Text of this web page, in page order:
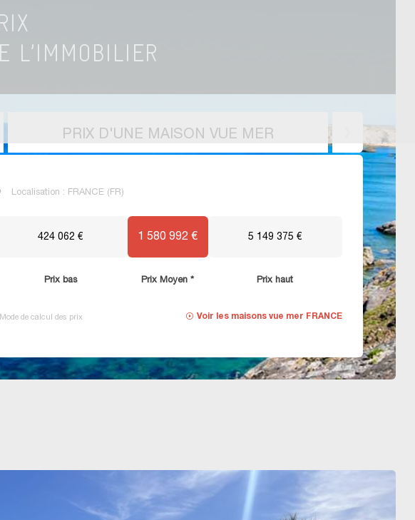
PRIX D'UNE MAISON VUE MER
Localisation : FRANCE (FR)
424 062 € 1 580 992 € 5 149 375 €
Prix bas Prix Moyen * Prix haut
Voir les maisons vue mer FRANCE
Mode de calcul des prix